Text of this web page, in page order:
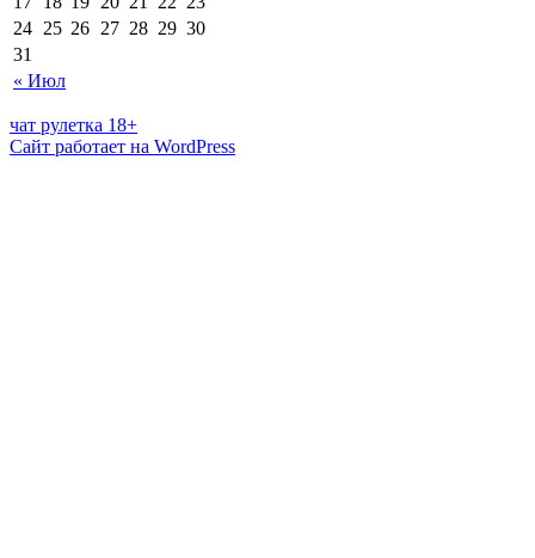
« Июл
24 25 26 27 28 29 30
31
чат рулетка 18+
Сайт работает на WordPress